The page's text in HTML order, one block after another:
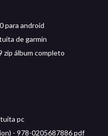
para android
de garmin
zip álbum completo
pc
- 978-0205687886 pdf